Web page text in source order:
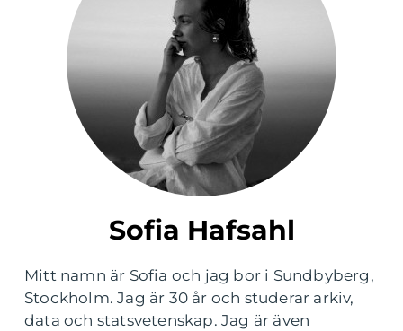
Sofia Hafsahl
Mitt namn är Sofia och jag bor i Sundbyberg,
Stockholm. Jag är 30 år och studerar arkiv,
data och statsvetenskap. Jag är även